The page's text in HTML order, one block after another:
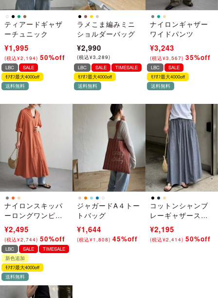
ティアードギャザ
ーチュニック
¥3,990
(税込 ¥4,389) →
¥1,995
(税込¥2,194) 50%off
ラメこま編みミニ
ショルダーバッグ
¥2,990
(税込¥3,289)
ナイロンギャザー
ワイドパンツ
¥4,990
(税込 ¥5,489) →
¥3,243
(税込¥3,567) 35%off
LBC
SALE
ﾓｱｵﾌ最大4000off
送料無料
ナイロンスキッパ
ーロングワンピー
ス
¥4,990
(税込 ¥5,489) →
¥2,495
(税込¥2,744) 50%off
LBC SALE
TIMESALE
ﾓｱｵﾌ最大4000off
送料無料
ジャガードA４トー
トバッグ
¥2,990
(税込¥3,289) →
¥1,644
(税込¥1,808) 45%off
LBC
SALE
ﾓｱｵﾌ最大4000off
送料無料
コットンシャンブ
レーギャザースカ
ート
¥4,390
(税込 ¥4,829) →
¥2,195
(税込¥2,414) 50%off
LBC SALE
TIMESALE
新色追加
ﾓｱｵﾌ最大4000off
送料無料